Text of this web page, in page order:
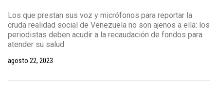
Los que prestan sus voz y micrófonos para reportar la
cruda realidad social de Venezuela no son ajenos a ella: los
periodistas deben acudir a la recaudación de fondos para
atender su salud
agosto 22, 2023